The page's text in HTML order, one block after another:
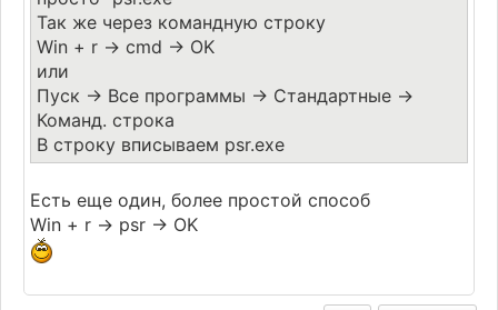
Так же через командную строку
Win + r -> cmd -> OK
или
Пуск -> Все программы -> Стандартные ->
Команд. строка
В строку вписываем psr.exe
Есть еще один, более простой способ
Win + r -> psr -> OK